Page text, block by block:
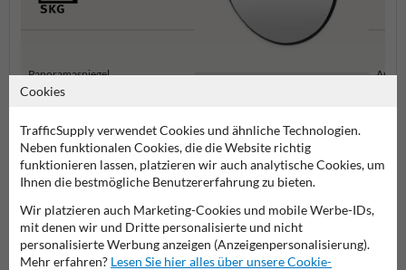
Panoramaspiegel
Sicherheitsspiegel
Stellen Sie Ihre Frage an VerkehrsspiegelKaufen.de
Name*
Cookies
TrafficSupply verwendet Cookies und ähnliche Technologien.
Neben funktionalen Cookies, die die Website richtig
funktionieren lassen, platzieren wir auch analytische Cookies, um
Ihnen die bestmögliche Benutzererfahrung zu bieten.
Wir platzieren auch Marketing-Cookies und mobile Werbe-IDs,
mit denen wir und Dritte personalisierte und nicht
personalisierte Werbung anzeigen (Anzeigenpersonalisierung).
Mehr erfahren? Lesen Sie hier alles über unsere Cookie-